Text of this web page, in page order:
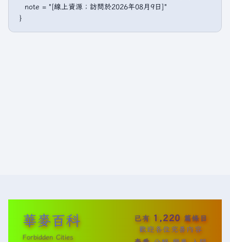
   note = "[線上資源；訪問於2026年08月9日]"
華麥百科
Forbidden Cities
已有 1,220 篇條目
歡迎各位完善內容